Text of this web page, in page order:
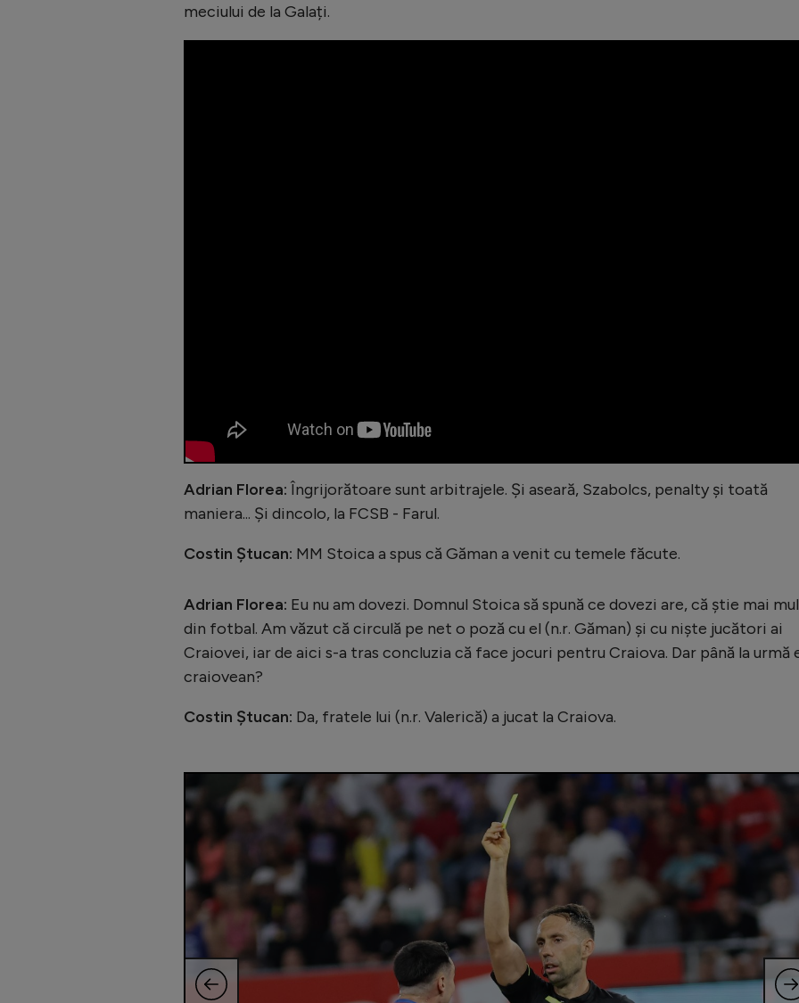
meciului de la Galați.
Adrian Florea: Îngrijorătoare sunt arbitrajele. Și aseară, Szabolcs, penalty și toată
maniera... Și dincolo, la FCSB - Farul.
Costin Ștucan: MM Stoica a spus că Găman a venit cu temele făcute.
Adrian Florea: Eu nu am dovezi. Domnul Stoica să spună ce dovezi are, că știe mai
din fotbal. Am văzut că circulă pe net o poză cu el (n.r. Găman) și cu niște jucători ai
Craiovei, iar de aici s-a tras concluzia că face jocuri pentru Craiova. Dar până la urmă
craiovean?
Costin Ștucan: Da, fratele lui (n.r. Valerică) a jucat la Craiova.